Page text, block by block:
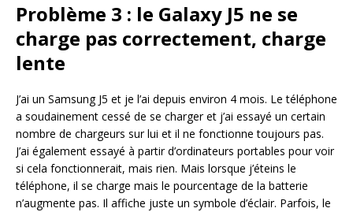
Problème 3 : le Galaxy J5 ne se
charge pas correctement, charge
lente
J’ai un Samsung J5 et je l’ai depuis environ 4 mois. Le téléphone
a soudainement cessé de se charger et j’ai essayé un certain
nombre de chargeurs sur lui et il ne fonctionne toujours pas.
J’ai également essayé à partir d’ordinateurs portables pour voir
si cela fonctionnerait, mais rien. Mais lorsque j’éteins le
téléphone, il se charge mais le pourcentage de la batterie
n’augmente pas. Il affiche juste un symbole d’éclair. Parfois, le